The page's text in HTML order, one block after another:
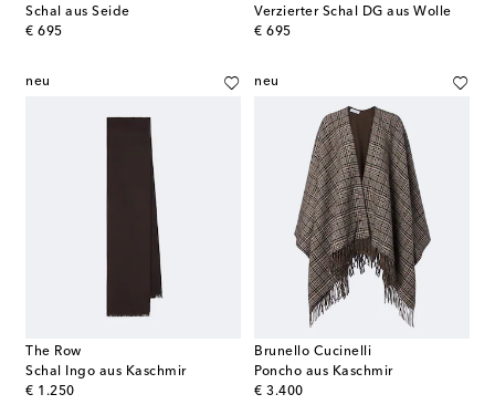
Schal aus Seide
€ 695
original price
Verzierter Schal DG aus Wolle
€ 695
original price
neu
The Row
Schal Ingo aus Kaschmir
€ 1.250
original price
neu
Brunello Cucinelli
Poncho aus Kaschmir
€ 3.400
original price